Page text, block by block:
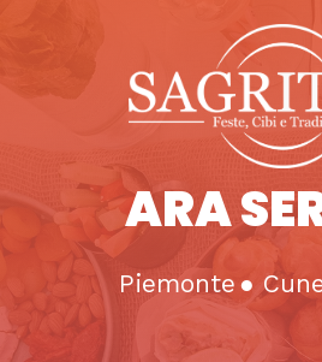
ARA
Piemonte ●